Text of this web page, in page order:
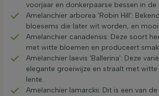
voorjaar en donkerpaarse bessen in de
Amelanchier arborea 'Robin Hill':
bloesems die later wit worden, en
Amelanchier canadensis: Deze soort
met witte bloemen en produceert
Amelanchier laevis 'Ballerina': Deze
elegante groeiwijze en straalt met
lente.
Amelanchier lamarckii: Dit is een van